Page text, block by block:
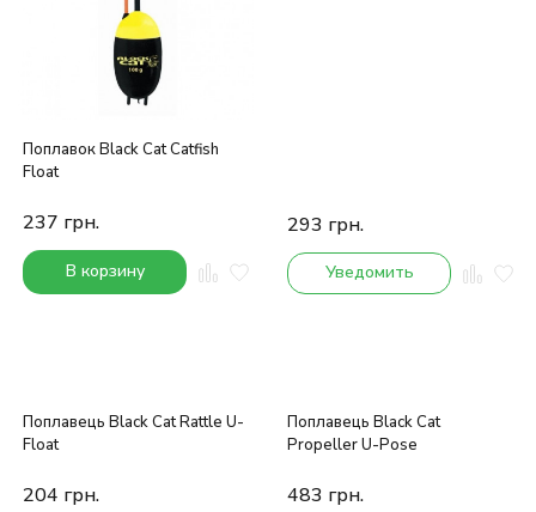
Поплавок Black Cat Catfish
Float
237 грн.
В корзину
293 грн.
Уведомить
Поплавець Black Cat Rattle U-
Float
204 грн.
Поплавець Black Cat
Propeller U-Pose
483 грн.